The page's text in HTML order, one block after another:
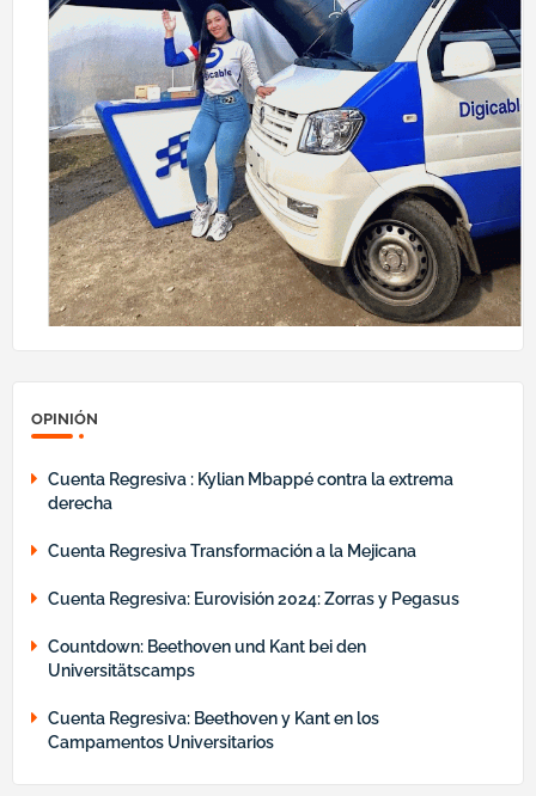
OPINIÓN
Cuenta Regresiva : Kylian Mbappé contra la extrema
derecha
Cuenta Regresiva Transformación a la Mejicana
Cuenta Regresiva: Eurovisión 2024: Zorras y Pegasus
Countdown: Beethoven und Kant bei den
Universitätscamps
Cuenta Regresiva: Beethoven y Kant en los
Campamentos Universitarios